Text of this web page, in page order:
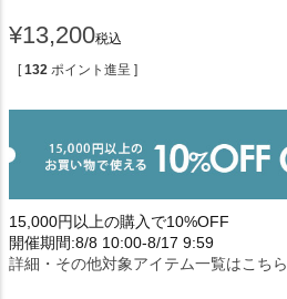
¥13,200税込
[ 132 ポイント進呈 ]
15,000円以上の購入で10%OFF
開催期間:8/8 10:00-8/17 9:59
詳細・その他対象アイテム一覧はこちら